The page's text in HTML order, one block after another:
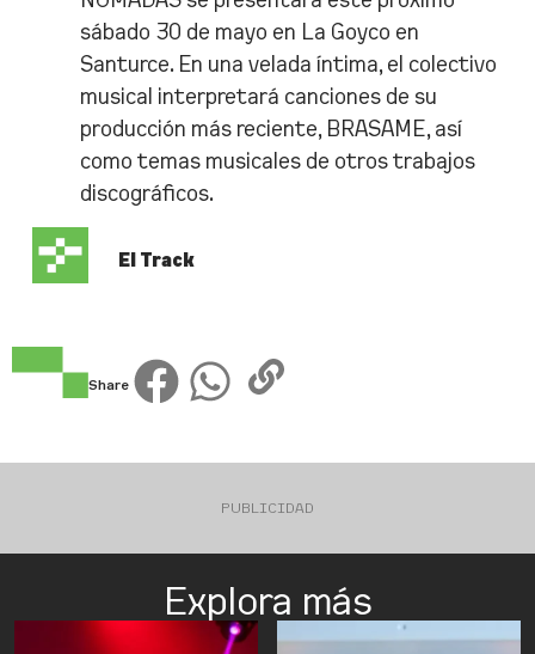
Share
sábado 30 de mayo en La Goyco en
Santurce. En una velada íntima, el colectivo
musical interpretará canciones de su
producción más reciente, BRASAME, así
como temas musicales de otros trabajos
discográficos.
El Track
PUBLICIDAD
Explora más